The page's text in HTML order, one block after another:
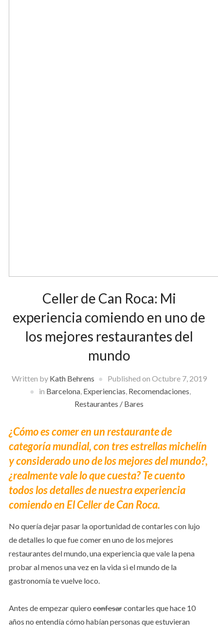
Celler de Can Roca: Mi
experiencia comiendo en uno de
los mejores restaurantes del
mundo
Written by Kath Behrens Published on Octubre 7, 2019
in Barcelona, Experiencias, Recomendaciones,
Restaurantes / Bares
¿Cómo es comer en un restaurante de
categoría mundial, con tres estrellas michelín
y considerado uno de los mejores del mundo?,
¿realmente vale lo que cuesta? Te cuento
todos los detalles de nuestra experiencia
comiendo en El Celler de Can Roca.
No quería dejar pasar la oportunidad de contarles con lujo
de detalles lo que fue comer en uno de los mejores
restaurantes del mundo, una experiencia que vale la pena
probar al menos una vez en la vida si el mundo de la
gastronomía te vuelve loco.
Antes de empezar quiero confesarcontarles que hace 10
años no entendía cómo habían personas que estuvieran